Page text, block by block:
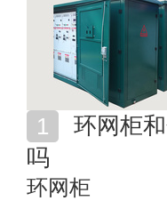
吗
环网柜